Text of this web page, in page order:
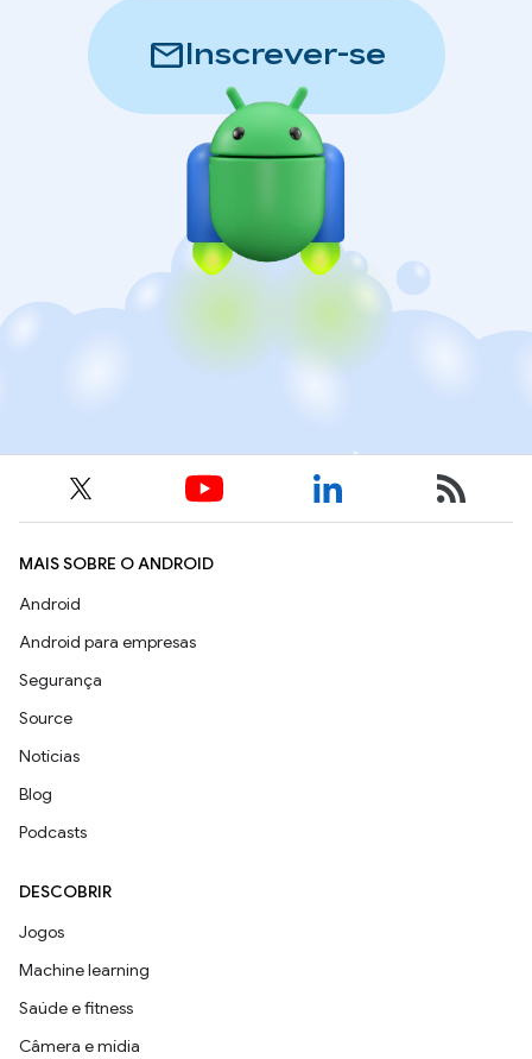
mailInscrever-se
MAIS SOBRE O ANDROID
Android
Android para empresas
Segurança
Source
Notícias
Blog
Podcasts
DESCOBRIR
Jogos
Machine learning
Saúde e fitness
Câmera e mídia